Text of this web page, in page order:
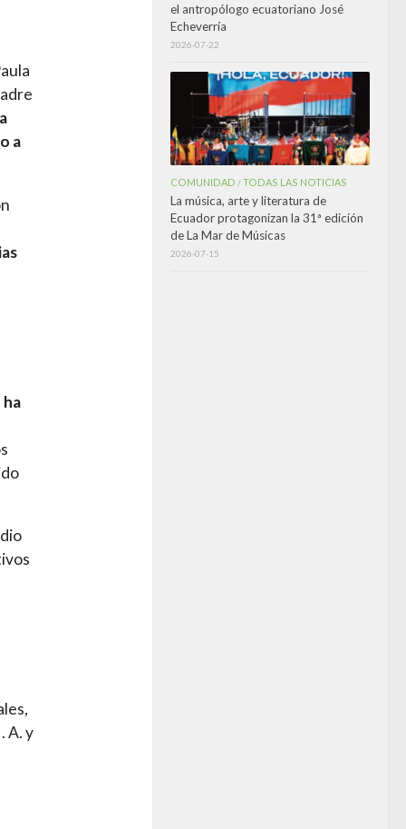
a
ha
A. y
el antropólogo ecuatoriano José
Echeverría
2026-07-22
COMUNIDAD /TODAS LAS NOTICIAS
La música, arte y literatura de
Ecuador protagonizan la 31ª edición
de La Mar de Músicas
2026-07-15